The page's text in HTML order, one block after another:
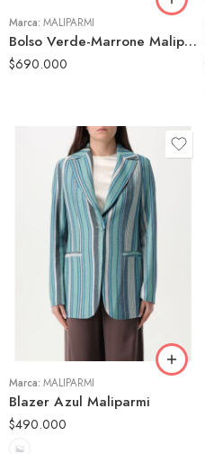
Marca: MALIPARMI
Bolso Verde-Marrone Maliparmi
$690.000
Marca: MALIPARMI
Blazer Azul Maliparmi
$490.000
42
44